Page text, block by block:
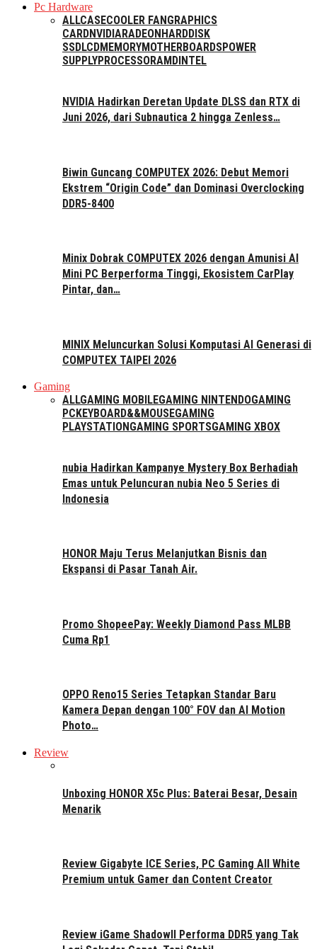
Pc Hardware
ALLCASECOOLER FAN GRAPHICS
CARDNVIDIARADEON HARDDISK
SSDLCDMEMORYMOTHERBOARDSPOWER
SUPPLYPROCESSORAMD INTEL
NVIDIA Hadirkan Deretan Update DLSS dan RTX di
Juni 2026, dari Subnautica 2 hingga Zenless…
Biwin Guncang COMPUTEX 2026: Debut Memori
Ekstrem “Origin Code” dan Dominasi Overclocking
DDR5-8400
Minix Dobrak COMPUTEX 2026 dengan Amunisi AI
Mini PC Berperforma Tinggi, Ekosistem CarPlay
Pintar, dan…
MINIX Meluncurkan Solusi Komputasi AI Generasi di
COMPUTEX TAIPEI 2026
Gaming
ALLGAMING MOBILEGAMING NINTENDOGAMING
PC KEYBOARD&&MOUSEGAMING
PLAYSTATION GAMING SPORTSGAMING XBOX
nubia Hadirkan Kampanye Mystery Box Berhadiah
Emas untuk Peluncuran nubia Neo 5 Series di
Indonesia
HONOR Maju Terus Melanjutkan Bisnis dan
Ekspansi di Pasar Tanah Air.
Promo ShopeePay: Weekly Diamond Pass MLBB
Cuma Rp1
OPPO Reno15 Series Tetapkan Standar Baru
Kamera Depan dengan 100° FOV dan AI Motion
Photo…
Review
Unboxing HONOR X5c Plus: Baterai Besar, Desain
Menarik
Review Gigabyte ICE Series, PC Gaming All White
Premium untuk Gamer dan Content Creator
Review iGame ShadowII Performa DDR5 yang Tak